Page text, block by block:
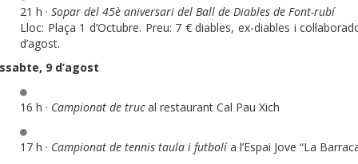
21 h ·Sopar del 45è aniversari del Ball de Diables de Font-rubí
Lloc: Plaça 1 d’Octubre. Preu: 7 € diables, ex-diables i
d’agost.
9 d’agost
16 h · Campionat de trucal restaurant Cal Pau Xich
17 h · Campionat de tennis taula i futbolía l’Espai Jove “La